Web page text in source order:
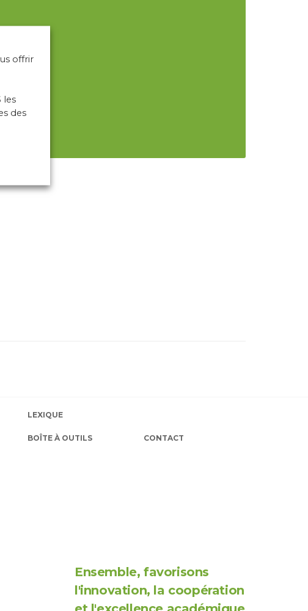
LEXIQUE
BOÎTE À OUTILS CONTACT
Ensemble, favorisons
l'innovation, la coopération
offrir
les
des